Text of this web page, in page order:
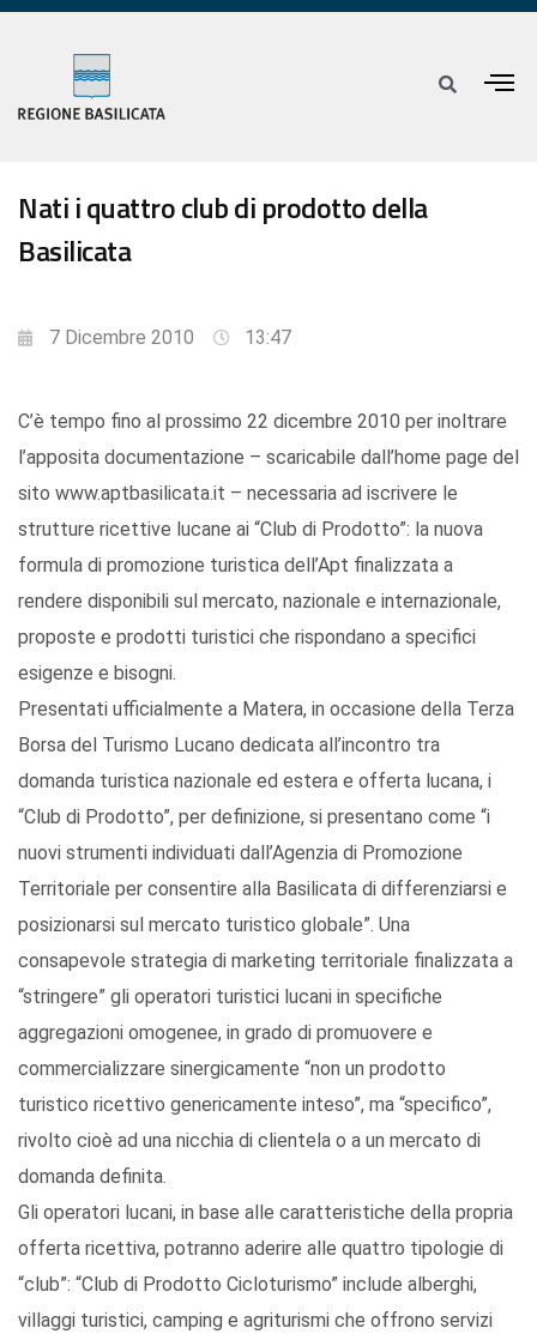
Nati i quattro club di prodotto della
Basilicata
7 Dicembre 2010 13:47
C’è tempo fino al prossimo 22 dicembre 2010 per inoltrare
l’apposita documentazione – scaricabile dall’home page del
sito www.aptbasilicata.it – necessaria ad iscrivere le
strutture ricettive lucane ai “Club di Prodotto”: la nuova
formula di promozione turistica dell’Apt finalizzata a
rendere disponibili sul mercato, nazionale e internazionale,
proposte e prodotti turistici che rispondano a specifici
esigenze e bisogni.
Presentati ufficialmente a Matera, in occasione della Terza
Borsa del Turismo Lucano dedicata all’incontro tra
domanda turistica nazionale ed estera e offerta lucana, i
“Club di Prodotto”, per definizione, si presentano come “i
nuovi strumenti individuati dall’Agenzia di Promozione
Territoriale per consentire alla Basilicata di differenziarsi e
posizionarsi sul mercato turistico globale”. Una
consapevole strategia di marketing territoriale finalizzata a
“stringere” gli operatori turistici lucani in specifiche
aggregazioni omogenee, in grado di promuovere e
commercializzare sinergicamente “non un prodotto
turistico ricettivo genericamente inteso”, ma “specifico”,
rivolto cioè ad una nicchia di clientela o a un mercato di
domanda definita.
Gli operatori lucani, in base alle caratteristiche della propria
offerta ricettiva, potranno aderire alle quattro tipologie di
“club”: “Club di Prodotto Cicloturismo” include alberghi,
villaggi turistici, camping e agriturismi che offrono servizi